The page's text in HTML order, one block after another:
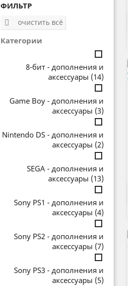
ФИЛЬТР
 очистить всё
Категории
8-бит - дополнения и
аксессуары (14)
Game Boy - дополнения и
аксессуары (3)
Nintendo DS - дополнения и
аксессуары (2)
SEGA - дополнения и
аксессуары (13)
Sony PS1 - дополнения и
аксессуары (4)
Sony PS2 - дополнения и
аксессуары (7)
Sony PS3 - дополнения и
аксессуары (5)